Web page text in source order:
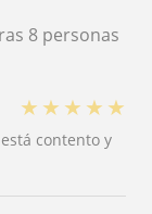
8 personas
★ ★ ★ ★ ★
contento y